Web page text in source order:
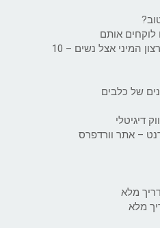
אותם
מה אוכלים כדי להגביר את הרצון המיני אצל נשים – 10
של כלבים
דיגיטלי
– אתר וורדפרס
מלא
מלא